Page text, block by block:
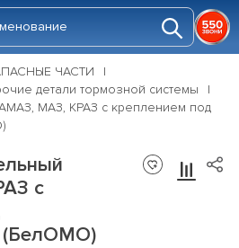
ЧАСТИ
детали тормозной системы
МАЗ, КРАЗ с креплением под
с
(БелОМО)